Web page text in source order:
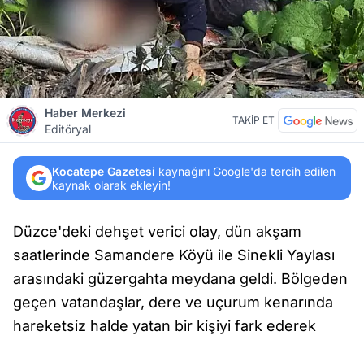
Haber Merkezi
Editöryal
TAKİP ET
Kocatepe Gazetesi kaynağını Google'da tercih edilen
kaynak olarak ekleyin!
Düzce'deki dehşet verici olay, dün akşam
saatlerinde Samandere Köyü ile Sinekli Yaylası
arasındaki güzergahta meydana geldi. Bölgeden
geçen vatandaşlar, dere ve uçurum kenarında
hareketsiz halde yatan bir kişiyi fark ederek